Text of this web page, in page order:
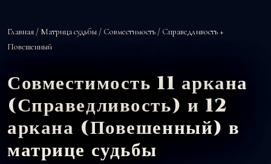
Главная / Матрица судьбы / Совместимость / Справедливость +
Повешенный
Совместимость 11 аркана
(Справедливость) и 12
аркана (Повешенный) в
матрице судьбы